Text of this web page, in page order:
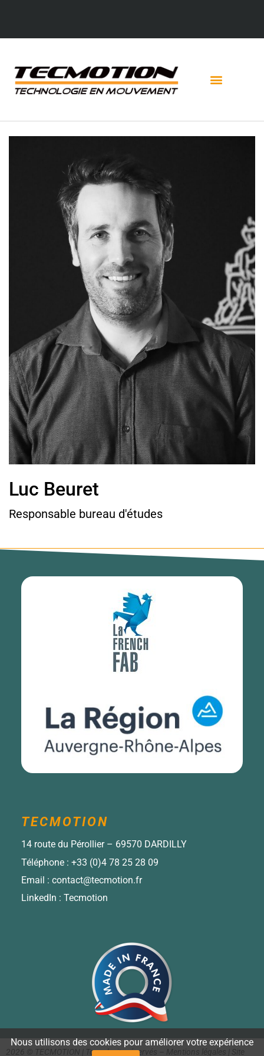
Luc Beuret
Responsable bureau d'études
TECMOTION
14 route du Pérollier – 69570 DARDILLY
Téléphone : +33 (0)4 78 25 28 09
Email : contact@tecmotion.fr
LinkedIn : Tecmotion
2026 © TECMOTION | Tous droits réservés – Mentions légales | Site
Nous utilisons des cookies pour améliorer votre expérience